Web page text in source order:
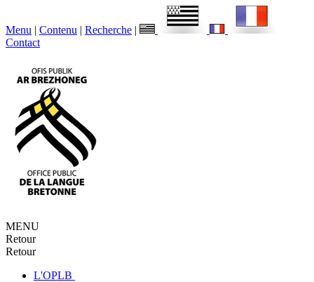
Menu | Contenu | Recherche |
Contact
MENU
Retour
Retour
L'OPLB